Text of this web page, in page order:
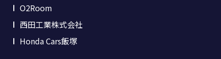
O2Room
西田工業株式会社
Honda Cars飯塚